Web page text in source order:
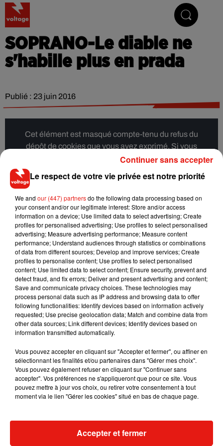
SOPRANO-Le diable ne
s'habille plus en prada
Publié : 23 juin 2016
Cet élément est masqué compte-tenu du refus du
dépôt de cookies que vous avez exprimé. Si vous
souhaitez l'afficher, merci de nous donner votre accord
Musique
Fred again.. et Latin Mafia dévoilent
dévoilent «
+ DE MUSIQUE
Le respect de votre vie privée est notre priorité
We and our (447) partnersdo the following data processing based on
your consent and/or our legitimate interest: Store and/or access
information on a device; Use limited data to select advertising; Create
profiles for personalised advertising; Use profiles to select personalised
advertising; Measure advertising performance; Measure content
performance; Understand audiences through statistics or combinations
of data from different sources; Develop and improve services; Create
profiles to personalise content; Use profiles to select personalised
content; Use limited data to select content; Ensure security, prevent and
detect fraud, and fix errors; Deliver and present advertising and content;
Save and communicate privacy choices. These technologies may
process personal data such as IP address and browsing data to offer
following functionalities: Identify devices based on information actively
requested; Use precise geolocation data; Match and combine data from
other data sources; Link different devices; Identify devices based on
information transmitted automatically.
Vous pouvez accepter en cliquant sur "Accepter et fermer", ou affiner en
sélectionnant les finalités et/ou partenaires dans "Gérer mes choix".
Vous pouvez également refuser en cliquant sur "Continuer sans
accepter". Vos préférences ne s'appliqueront que pour ce site. Vous
pouvez mettre à jour vos choix, ou retirer votre consentement à tout
moment via le lien "Gérer les cookies" situé en bas de chaque page.
Accepter et fermer
Continuer sans accepter